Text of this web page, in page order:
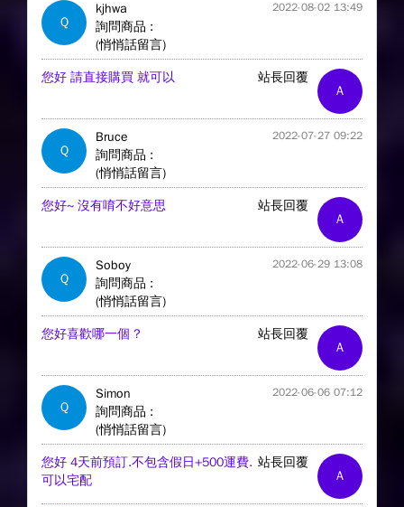
Q
kjhwa 2022-08-02 13:49
詢問商品 :
(悄悄話留言)
A
站長回覆
您好 請直接購買 就可以
Q
Bruce 2022-07-27 09:22
詢問商品 :
(悄悄話留言)
A
站長回覆
您好~ 沒有唷不好意思
Q
Soboy 2022-06-29 13:08
詢問商品 :
(悄悄話留言)
A
站長回覆
您好喜歡哪一個 ?
Q
Simon 2022-06-06 07:12
詢問商品 :
(悄悄話留言)
A
站長回覆
您好 4天前預訂.不包含假日+500運費.
可以宅配